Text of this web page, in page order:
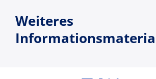
Weiteres